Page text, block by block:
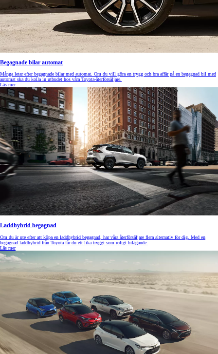
Begagnade bilar automat
Många letar efter begagnade bilar med automat. Om du vill göra en trygg och bra affär på en begagnad bil med
automat ska du kolla in utbudet hos våra Toyota-återförsäljare.
Läs mer
Laddhybrid begagnad
Om du är ute efter att köpa en laddhybrid begagnad, har våra återförsäljare flera alternativ för dig. Med en
begagnad laddhybrid från Toyota får du ett lika tryggt som roligt bilägande.
Läs mer